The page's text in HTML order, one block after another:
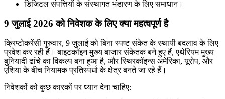
डिजिटल संपत्तियों के संस्थागत भंडारण के लिए समाधान।
9 जुलाई 2026 को निवेशक के लिए क्या महत्वपूर्ण है
क्रिप्टोकरेंसी गुरुवार, 9 जुलाई को बिना स्पष्ट संकेत के स्थायी बदलाव के लिए
प्रवेश कर रही हैं। बाइटकॉइन मुख्य बाजार संकेतक बने हुए हैं, एथेरियम मुख्य
बुनियादी ढांचे का विकल्प बना हुआ है, और स्थिरकॉइन्स अमेरिका, यूरोप, और
एशिया के बीच नियामक प्रतिस्पर्धा के क्षेत्र बनते जा रहे हैं।
निवेशकों को कुछ कारकों पर ध्यान देना चाहिए: